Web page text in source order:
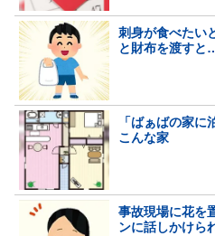
刺身が食べたい
と財布を渡すと
「ばぁばの家
こんな家
事故現場に花を
ンに話しかけら